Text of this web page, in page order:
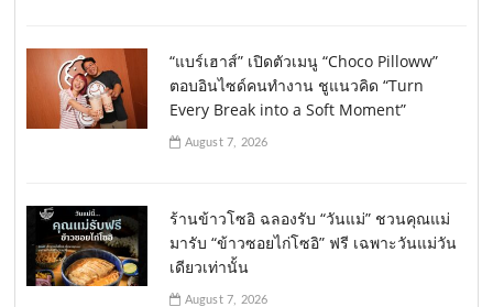
“แบร์เฮาส์” เปิดตัวเมนู “Choco Pilloww”
ตอบอินไซด์คนทำงาน ชูแนวคิด “Turn
Every Break into a Soft Moment”
August 7, 2026
ร้านข้าวโซอิ ฉลองรับ “วันแม่” ชวนคุณแม่
มารับ “ข้าวซอยไก่โซอิ” ฟรี เฉพาะวันแม่วัน
เดียวเท่านั้น
August 7, 2026